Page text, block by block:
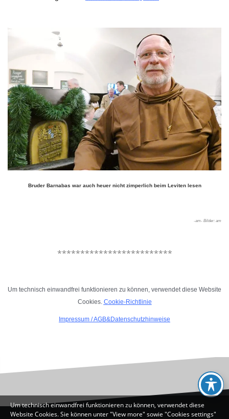
Bruder Barnabas war auch heuer nicht zimperlich beim Leviten lesen
-am- Bilder: am
*************************
Um technisch einwandfrei funktionieren zu können, verwendet diese Website
Cookies. Cookie-Richtlinie
Impressum /AGB&Datenschutzhinweise
Um technisch einwandfrei funktionieren zu können, verwendet diese
Website Cookies. Sie können unter "View more" sowie "Cookies settings"